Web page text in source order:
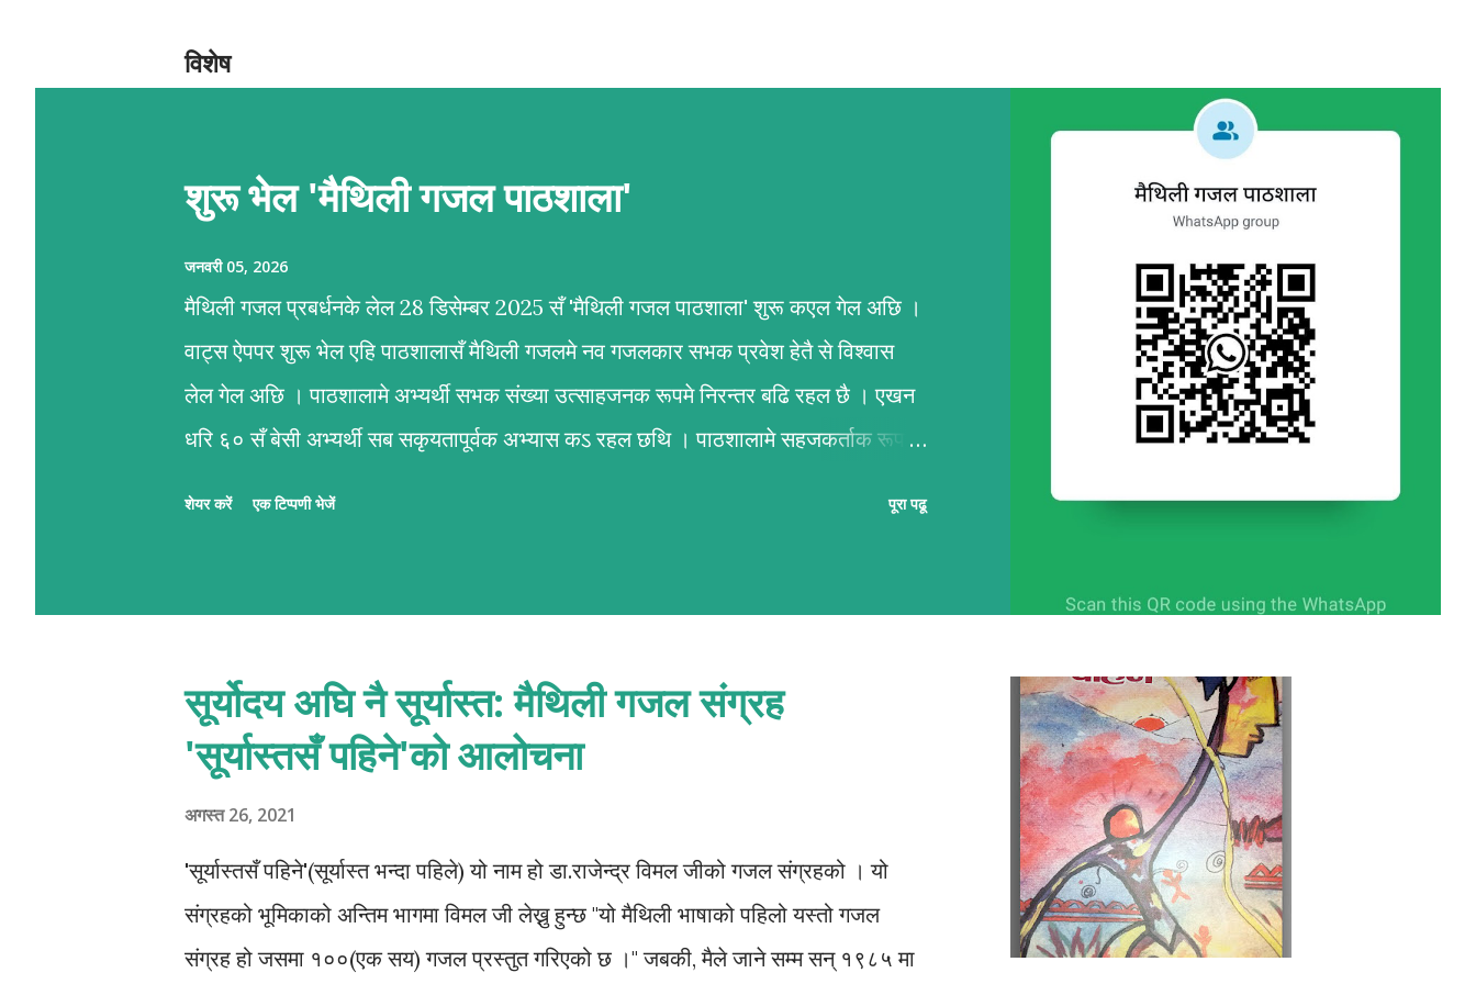
विशेष
शुरू भेल 'मैथिली गजल पाठशाला'
जनवरी 05, 2026
मैथिली गजल प्रबर्धनके लेल 28 डिसेम्बर 2025 सँ 'मैथिली गजल पाठशाला' शुरू कएल गेल अछि ।
वाट्स ऐपपर शुरू भेल एहि पाठशालासँ मैथिली गजलमे नव गजलकार सभक प्रवेश हेतै से विश्वास
लेल गेल अछि । पाठशालामे अभ्यर्थी सभक संख्या उत्साहजनक रूपमे निरन्तर बढि रहल छै । एखन
धरि ६० सँ बेसी अभ्यर्थी सब सकृयतापूर्वक अभ्यास कऽ रहल छथि । पाठशालामे सहजकर्ताक रूपमे
प्रशिक्षक सभद्वारा प्रभावकारी पृष्ठपोषण प्रदान कएल जा रहल छै । जँ मैथिली गजल सिखबामे
QR लिंक एहिपर क्लीक करि 'मैथिली गजल पाठशाला'सँ जुटू
शेयर करें एक टिप्पणी भेजें पूरा पढू
सूर्योदय अघि नै सूर्यास्त: मैथिली गजल संग्रह
'सूर्यास्तसँ पहिने'को आलोचना
अगस्त 26, 2021
'सूर्यास्तसँ पहिने'(सूर्यास्त भन्दा पहिले) यो नाम हो डा.राजेन्द्र विमल जीको गजल संग्रहको । यो
संग्रहको भूमिकाको अन्तिम भागमा विमल जी लेख्नु हुन्छ "यो मैथिली भाषाको पहिलो यस्तो गजल
संग्रह हो जसमा १००(एक सय) गजल प्रस्तुत गरिएको छ ।" जबकी, मैले जाने सम्म सन् १९८५ मा